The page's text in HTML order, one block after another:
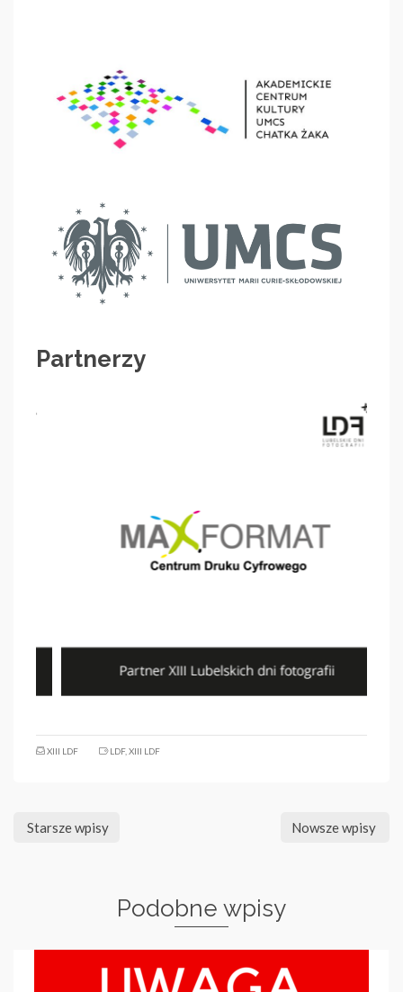
Partnerzy
XIII LDF LDF, XIII LDF
Starsze wpisy Nowsze wpisy
Podobne wpisy